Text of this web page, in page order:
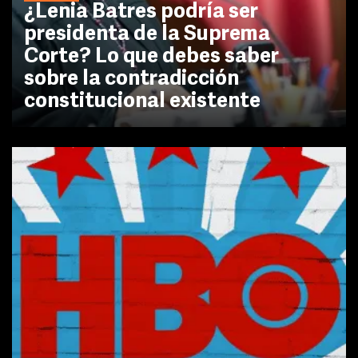
¿Lenia Batres podría ser
presidenta de la Suprema
Corte? Lo que debes saber
sobre la contradicción
constitucional existente